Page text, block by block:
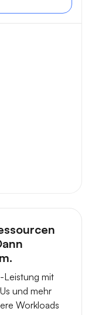
Leistung mit
und mehr
Workloads